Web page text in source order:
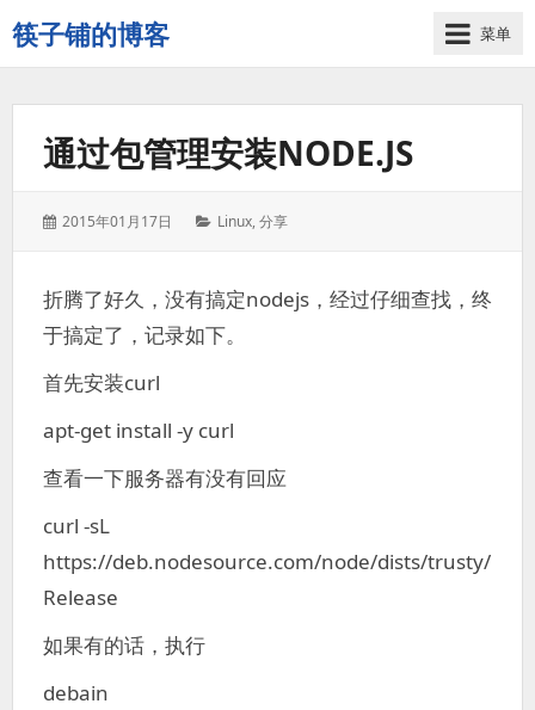
筷子铺的博客
记
录
菜单
通过包管理安装NODE.JS
发
2015年01月17日
分
Linux,分享
折腾了好久，没有搞定nodejs，经过仔细查找，终
于搞定了，记录如下。
首先安装curl
apt-get install -y curl
查看一下服务器有没有回应
curl -sL
https://deb.nodesource.com/node/dists/trusty/
Release
如果有的话，执行
debain